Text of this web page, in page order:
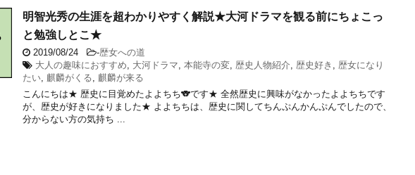
明智光秀の生涯を超わかりやすく解説★大河ドラマを観る前にちょこっ
と勉強しとこ★
2019/08/24 -歴女への道
大人の趣味におすすめ, 大河ドラマ, 本能寺の変, 歴史人物紹介, 歴史好き , 歴女になり
たい, 麒麟がくる, 麒麟が来る
こんにちは★ 歴史に目覚めたよよちち🐨です★ 全然歴史に興味がなかったよよちちです
が、歴史が好きになりました★ よよちちは、歴史に関してちんぷんかんぷんでしたので、
分からない方の気持ち ...